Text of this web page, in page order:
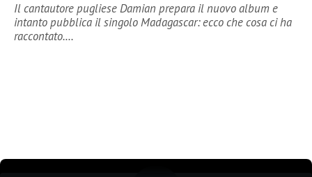
Il cantautore pugliese Damian prepara il nuovo album e
intanto pubblica il singolo Madagascar: ecco che cosa ci ha
raccontato.…